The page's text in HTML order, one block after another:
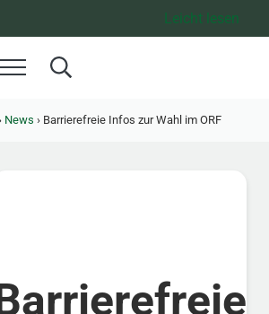
Leicht lesen
Menü Search...
News ›Barrierefreie Infos zur Wahl im ORF